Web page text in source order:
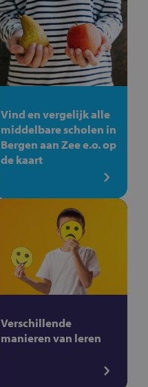
Vind en vergelijk alle
middelbare scholen in
Bergen aan Zee e.o. op
de kaart
Verschillende
manieren van leren